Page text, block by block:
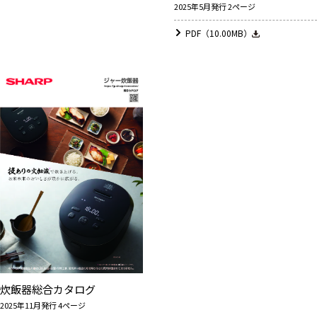
2025年5月発行 2ページ
PDF（10.00MB）
炊飯器総合カタログ
2025年11月発行 4ページ